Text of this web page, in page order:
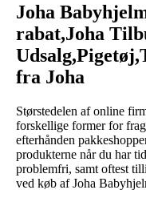
Joha
rabat,Joha
fra Joha
Størstedelen af online
forskellige former for
efterhånden
produkterne når du har
problemfri, samt oftest
ved køb af Joha